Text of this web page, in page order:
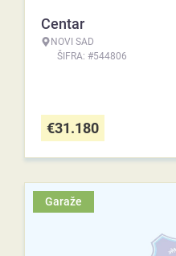
Centar
NOVI SAD
ŠIFRA: #544806
€31.180
Garaže